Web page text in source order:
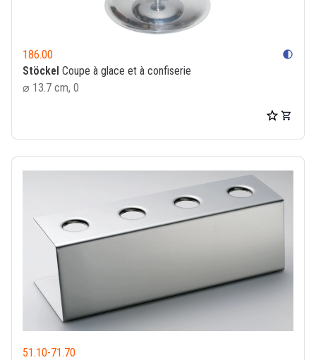
186.00 contrast
Stöckel Coupe à glace et à confiserie
⌀ 13.7 cm, 0
51.10-71.70